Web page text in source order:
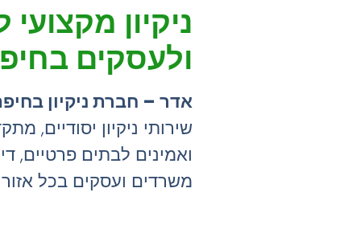
ניקיון
ולעסקים
אדר – חברת ניקיון
שירותי ניקיון יסודיים,
ואמינים לבתים פרטיים,
משרדים ועסקים בכל